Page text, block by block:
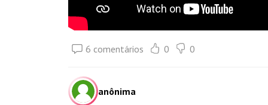
6 comentários 0 0
anônima